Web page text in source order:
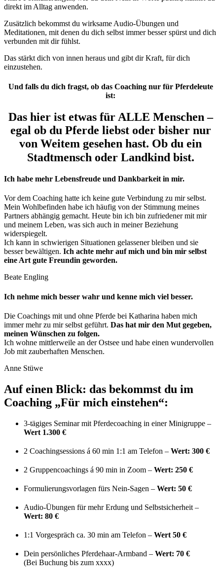
direkt im Alltag anwenden.
Zusätzlich bekommst du wirksame Audio-Übungen und
Meditationen, mit denen du dich selbst immer besser spürst und dich
verbunden mit dir fühlst.
Das stärkt dich von innen heraus und gibt dir Kraft, für dich
einzustehen.
Und falls du dich fragst, ob das Coaching nur für Pferdeleute
ist:
Das hier ist etwas für ALLE Menschen –
egal ob du Pferde liebst oder bisher nur
von Weitem gesehen hast. Ob du ein
Stadtmensch oder Landkind bist.
Ich habe mehr Lebensfreude und Dankbarkeit in mir.
Vor dem Coaching hatte ich keine gute Verbindung zu mir selbst.
Mein Wohlbefinden habe ich häufig von der Stimmung meines
Partners abhängig gemacht. Heute bin ich bin zufriedener mit mir
und meinem Leben, was sich auch in meiner Beziehung
widerspiegelt.
Ich kann in schwierigen Situationen gelassener bleiben und sie
besser bewältigen. Ich achte mehr auf mich und bin mir selbst
eine Art gute Freundin geworden.
Beate Engling
Ich nehme mich besser wahr und kenne mich viel besser.
Die Coachings mit und ohne Pferde bei Katharina haben mich
immer mehr zu mir selbst geführt. Das hat mir den Mut gegeben,
meinen Wünschen zu folgen.
Ich wohne mittlerweile an der Ostsee und habe einen wundervollen
Job mit zauberhaften Menschen.
Anne Stüwe
Auf einen Blick: das bekommst du im
Coaching „Für mich einstehen“:
3-tägiges Seminar mit Pferdecoaching in einer Minigruppe –
Wert 1.300 €
2 Coachingsessions á 60 min 1:1 am Telefon – Wert: 300 €
2 Gruppencoachings á 90 min in Zoom – Wert: 250 €
Formulierungsvorlagen fürs Nein-Sagen – Wert: 50 €
Audio-Übungen für mehr Erdung und Selbstsicherheit –
Wert: 80 €
1:1 Vorgespräch ca. 30 min am Telefon – Wert 50 €
Dein persönliches Pferdehaar-Armband – Wert: 70 €
(Bei Buchung bis zum xxxx)